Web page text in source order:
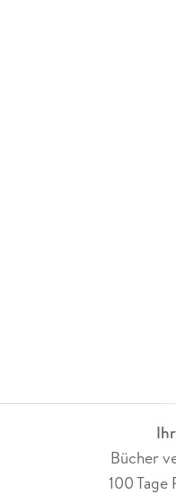
Bücher
100